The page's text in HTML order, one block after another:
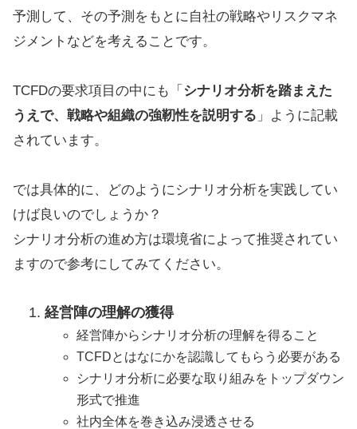
予測して、その予測をもとに自社の戦略やリスクマネ
ジメントなどを考えることです。
TCFDの要求項目の中にも「 シナリオ分析を踏まえた
うえで、戦略や組織の強靭性を説明する 」ように記載
されています。
では具体的に、どのようにシナリオ分析を実践してい
けば良いのでしょうか？
シナリオ分析の進め方は環境省によって推奨されてい
ますので参考にしてみてください。
経営陣の理解の獲得
経営陣からシナリオ分析の理解を得ること
TCFDとはなにかを認識してもらう必要がある
シナリオ分析に必要な取り組みをトップダウン
形式で推進
社内全体を巻き込み浸透させる